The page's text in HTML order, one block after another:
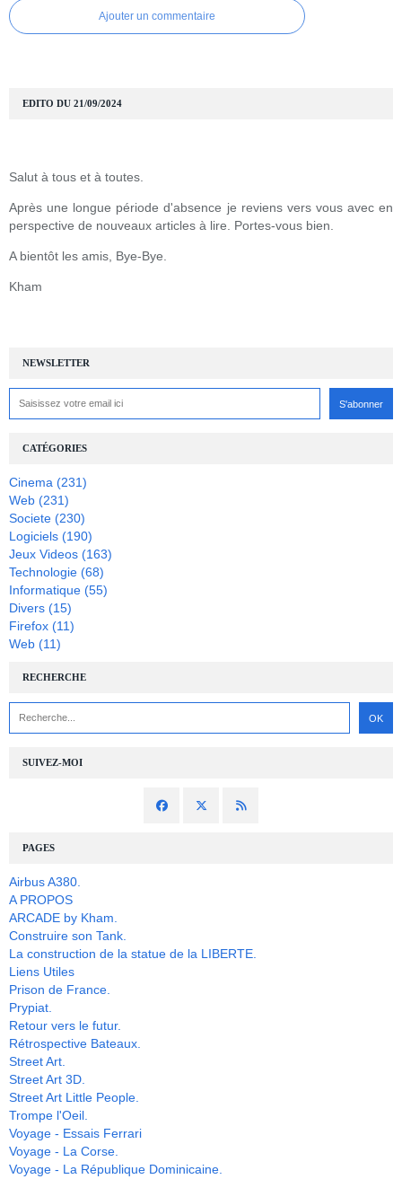
Ajouter un commentaire
NEWSLETTER
SUIVEZ-MOI
RECHERCHE
PAGES
Airbus A380.
A PROPOS
ARCADE by Kham.
Construire son Tank.
La construction de la statue de la LIBERTE.
Liens Utiles
Prison de France.
Prypiat.
Retour vers le futur.
Rétrospective Bateaux.
Street Art.
Street Art 3D.
Street Art Little People.
Trompe l'Oeil.
Voyage - Essais Ferrari
Voyage - La Corse.
Voyage - La République Dominicaine.
CATÉGORIES
Cinema (231)
Web (231)
Societe (230)
Logiciels (190)
Jeux Videos (163)
Technologie (68)
Informatique (55)
Divers (15)
Firefox (11)
Web (11)
EDITO DU 21/09/2024
Salut à tous et à toutes.
Après une longue période d'absence je reviens vers vous avec en
perspective de nouveaux articles à lire. Portes-vous bien.
A bientôt les amis, Bye-Bye.
Kham